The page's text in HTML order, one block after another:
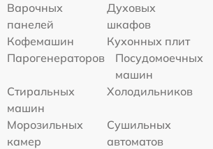
Варочных
панелей
Духовых
шкафов
Кофемашин
Кухонных плит
Парогенераторов
Посудомоечных
машин
Стиральных
машин
Холодильников
Морозильных
камер
Сушильных
автоматов